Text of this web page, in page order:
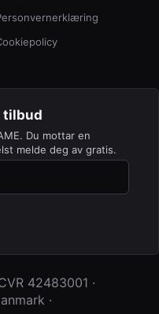
tilbud
Du mottar en
melde deg av gratis.
42483001 ·
·